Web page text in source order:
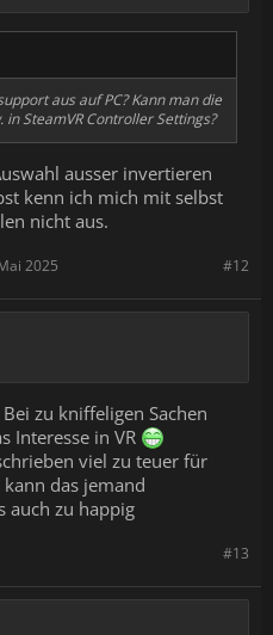
aus auf PC? Kann man die
SteamVR Controller Settings?
ausser invertieren
kenn ich mich mit selbst
nicht aus.
#12
2025
zu kniffeligen Sachen
Interesse in VR
viel zu teuer für
das jemand
auch zu happig
#13